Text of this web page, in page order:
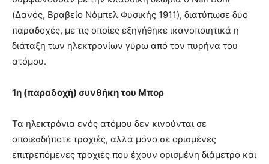
(Δανός, Βραβείο Νόμπελ Φυσικής 1911), διατύπωσε δύο
παραδοχές, με τις οποίες εξηγήθηκε ικανοποιητικά η
διάταξη των ηλεκτρονίων γύρω από τον πυρήνα του
ατόμου.
1η (παραδοχή) συνθήκη του Μπορ
Τα ηλεκτρόνια ενός ατόμου δεν κινούνται σε
οποιεσδήποτε τροχιές, αλλά μόνο σε ορισμένες
επιτρεπόμενες τροχιές που έχουν ορισμένη διάμετρο και